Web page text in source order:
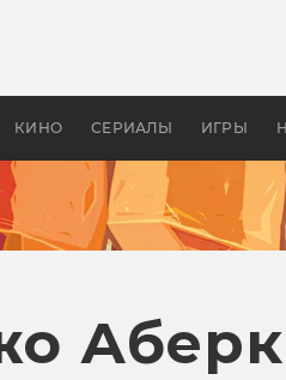
КИНО СЕРИАЛЫ ИГРЫ
бы